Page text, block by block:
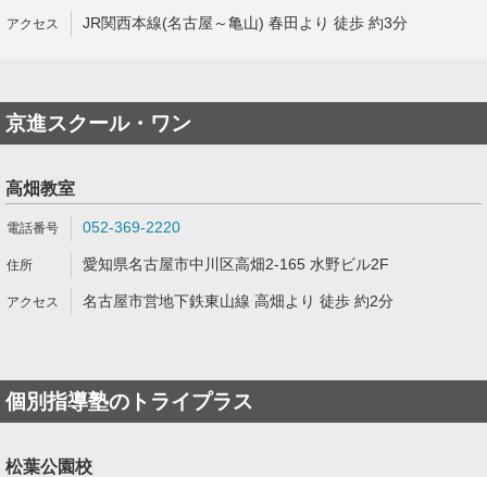
JR関西本線(名古屋～亀山) 春田より 徒歩 約3分
京進スクール・ワン
高畑教室
052-369-2220
愛知県名古屋市中川区高畑2-165 水野ビル2F
名古屋市営地下鉄東山線 高畑より 徒歩 約2分
個別指導塾のトライプラス
松葉公園校